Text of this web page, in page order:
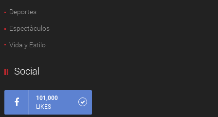
Deportes
Espectàculos
Vida y Estilo
Social
101,000
LIKES